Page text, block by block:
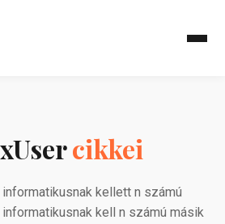
cikkei
kellett n számú
kell n számú másik